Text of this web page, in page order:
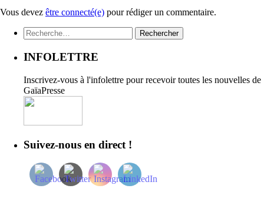
Vous devez être connecté(e) pour rédiger un commentaire.
Rechercher :
INFOLETTRE
Inscrivez-vous à l'infolettre pour recevoir toutes les nouvelles de
GaïaPresse
Suivez-nous en direct !